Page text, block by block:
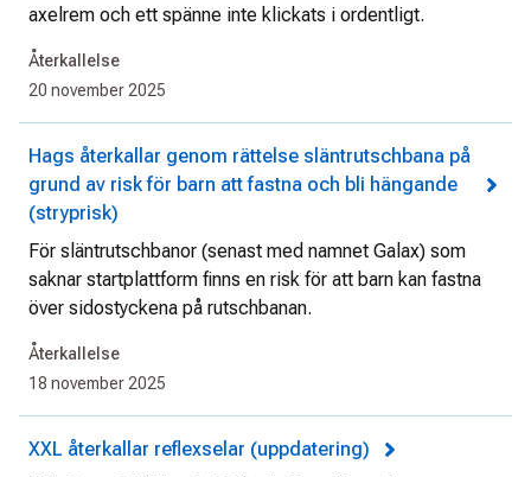
axelrem och ett spänne inte klickats i ordentligt.
Återkallelse
20 november 2025
Hags återkallar genom rättelse släntrutschbana på
grund av risk för barn att fastna och bli hängande
(stryprisk)
För släntrutschbanor (senast med namnet Galax) som
saknar startplattform finns en risk för att barn kan fastna
över sidostyckena på rutschbanan.
Återkallelse
18 november 2025
XXL återkallar reflexselar (uppdatering)